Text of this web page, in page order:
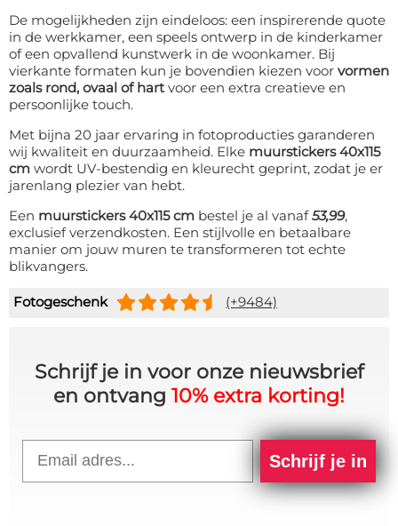
De mogelijkheden zijn eindeloos: een inspirerende quote
in de werkkamer, een speels ontwerp in de kinderkamer
of een opvallend kunstwerk in de woonkamer. Bij
vierkante formaten kun je bovendien kiezen voor vormen
zoals rond, ovaal of hartvoor een extra creatieve en
persoonlijke touch.
Met bijna 20 jaar ervaring in fotoproducties garanderen
wij kwaliteit en duurzaamheid. Elke muurstickers 40x115
cm wordt UV-bestendig en kleurecht geprint, zodat je er
jarenlang plezier van hebt.
Een muurstickers 40x115 cm bestel je al vanaf53,99,
exclusief verzendkosten. Een stijlvolle en betaalbare
manier om jouw muren te transformeren tot echte
blikvangers.
Fotogeschenk (+9484)
Schrijf je in voor onze nieuwsbrief
en ontvang 10% extra korting!
Schrijf je in